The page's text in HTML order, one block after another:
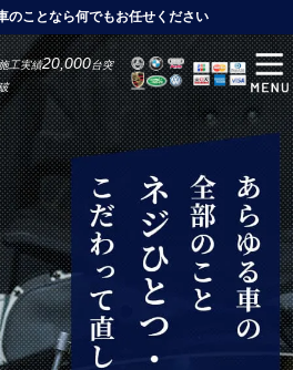
のことなら何でもお任せください
工実績20,000台突